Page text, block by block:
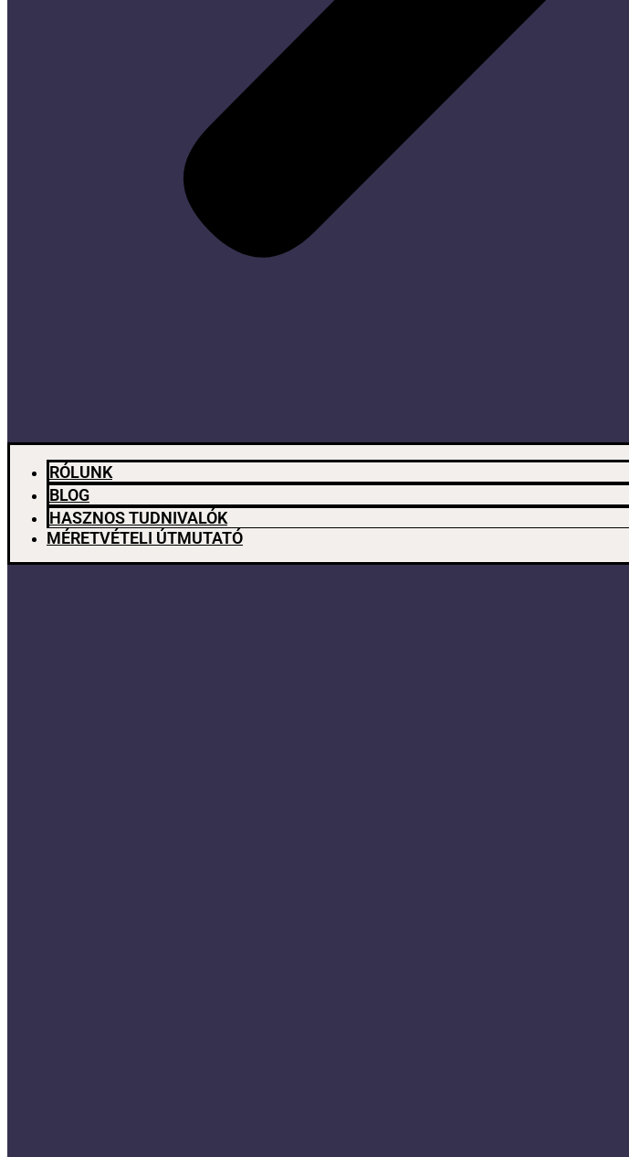
RÓLUNK
BLOG
HASZNOS TUDNIVALÓK
MÉRETVÉTELI ÚTMUTATÓ